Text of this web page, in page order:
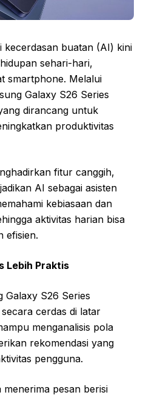
kecerdasan buatan (AI) kini
sehari-hari,
smartphone. Melalui
Galaxy S26 Series
dirancang untuk
produktivitas
fitur canggih,
AI sebagai asisten
kebiasaan dan
aktivitas harian bisa
efisien.
Lebih Praktis
Galaxy S26 Series
cerdas di latar
menganalisis pola
rekomendasi yang
pengguna.
pesan berisi